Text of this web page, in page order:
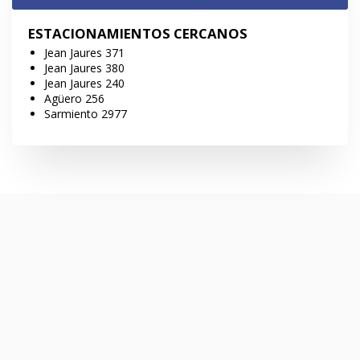
ESTACIONAMIENTOS CERCANOS
Jean Jaures 371
Jean Jaures 380
Jean Jaures 240
Agüero 256
Sarmiento 2977